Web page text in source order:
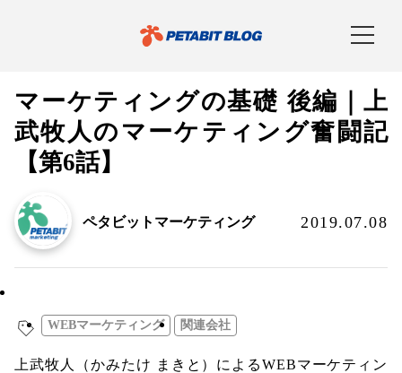
マーケティングの基礎 後編｜上
武牧人のマーケティング奮闘記
【第6話】
ペタビットマーケティング 2019.07.08
WEBマーケティング 関連会社
上武牧人（かみたけ まきと）によるWEBマーケティン